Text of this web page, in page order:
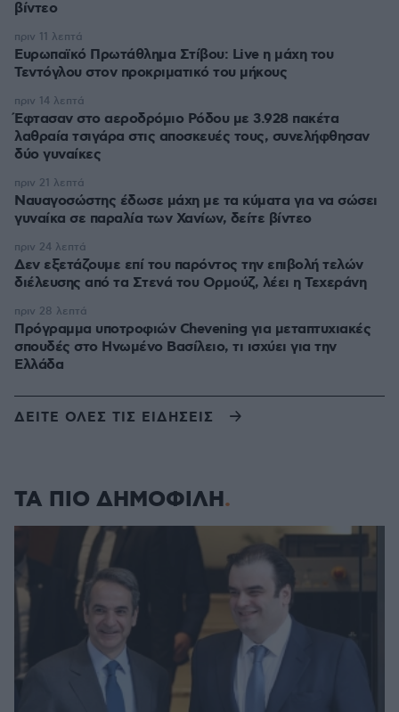
βίντεο
Ευρωπαϊκό Πρωτάθλημα Στίβου: Live η μάχη του
Τεντόγλου στον προκριματικό του μήκους
πριν 11 λεπτά
Έφτασαν στο αεροδρόμιο Ρόδου με 3.928 πακέτα
λαθραία τσιγάρα στις αποσκευές τους, συνελήφθησαν
δύο γυναίκες
πριν 14 λεπτά
Ναυαγοσώστης έδωσε μάχη με τα κύματα για να σώσει
γυναίκα σε παραλία των Χανίων, δείτε βίντεο
πριν 21 λεπτά
Δεν εξετάζουμε επί του παρόντος την επιβολή τελών
διέλευσης από τα Στενά του Ορμούζ, λέει η Τεχεράνη
πριν 24 λεπτά
Πρόγραμμα υποτροφιών Chevening για μεταπτυχιακές
σπουδές στο Ηνωμένο Βασίλειο, τι ισχύει για την
Ελλάδα
πριν 28 λεπτά
ΔΕΙΤΕ ΟΛΕΣ ΤΙΣ ΕΙΔΗΣΕΙΣ
ΤΑ ΠΙΟ ΔΗΜΟΦΙΛΗ